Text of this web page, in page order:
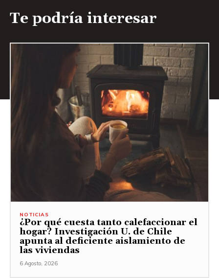
Te podría interesar
NOTICIAS
¿Por qué cuesta tanto calefaccionar el
hogar? Investigación U. de Chile
apunta al deficiente aislamiento de
las viviendas
6 Agosto, 2026